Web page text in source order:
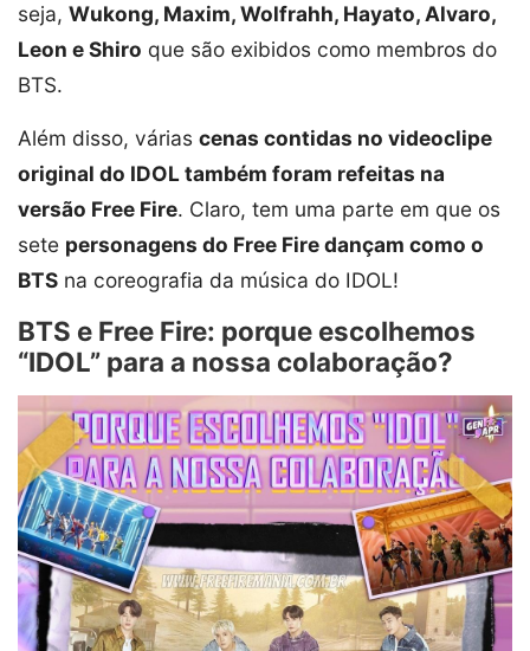
seja, Wukong, Maxim, Wolfrahh, Hayato, Alvaro,
Leon e Shiro que são exibidos como membros do
BTS.
Além disso, várias cenas contidas no videoclipe
original do IDOL também foram refeitas na
versão Free Fire. Claro, tem uma parte em que os
sete personagens do Free Fire dançam como o
BTS na coreografia da música do IDOL!
BTS e Free Fire: porque escolhemos
“IDOL” para a nossa colaboração?